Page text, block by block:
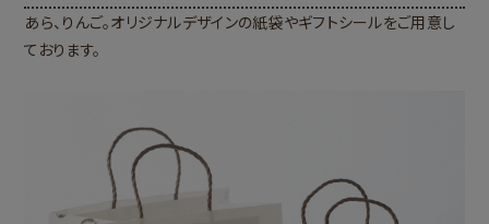
あら、りんご。オリジナルデザインの紙袋やギフトシールをご用意し
ております。